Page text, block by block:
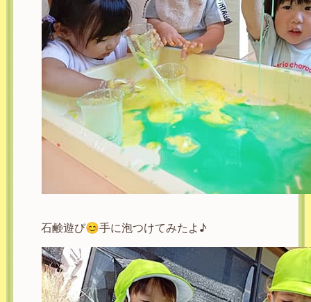
石鹸遊び😊手に泡つけてみたよ♪